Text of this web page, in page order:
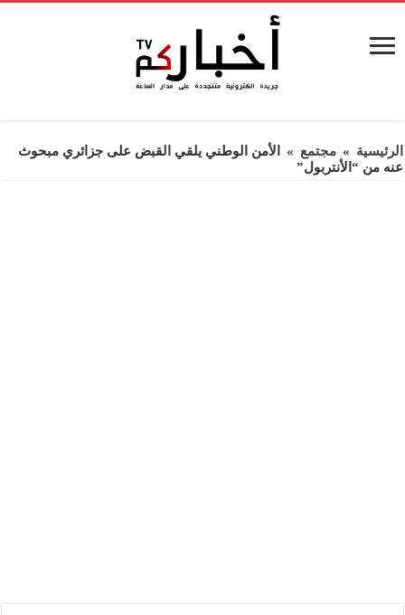
الرئيسية » مجتمع »
الأمن الوطني يلقي القبض على جزائري مبحوث
عنه من “الأنتربول”